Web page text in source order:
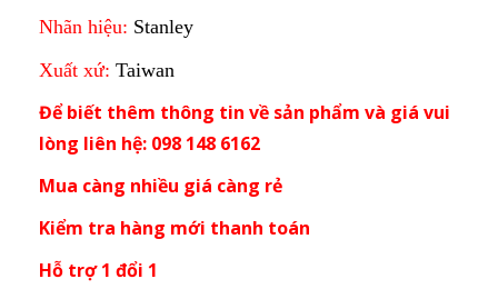
Nhãn hiệu: Stanley
Xuất xứ: Taiwan
Để biết thêm thông tin về sản phẩm và giá vui
lòng liên hệ: 098 148 6162
Mua càng nhiều giá càng rẻ
Kiểm tra hàng mới thanh toán
Hỗ trợ 1 đổi 1